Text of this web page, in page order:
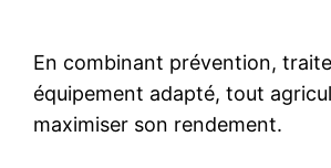
En combinant prévention,
équipement adapté, tout
maximiser son rendement.